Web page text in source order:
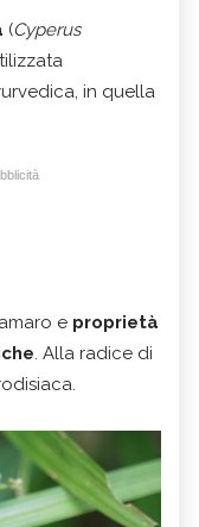
(Cyperus
in quella
e proprietà
. Alla radice di